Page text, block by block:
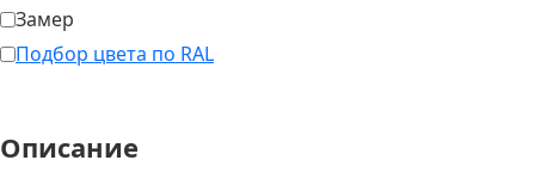
Замер
Подбор цвета по RAL
Описание